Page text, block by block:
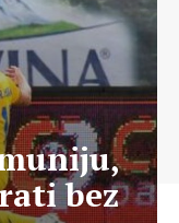
bez